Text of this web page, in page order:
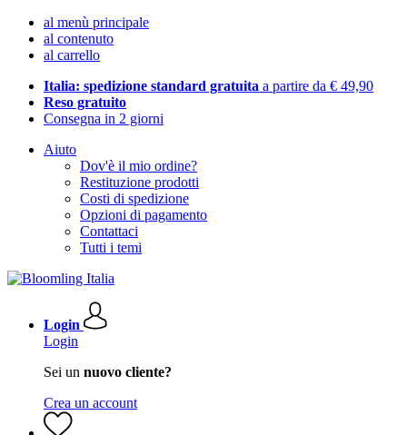
al menù principale
al contenuto
al carrello
Italia: spedizione standard gratuita a partire da € 49,90
Reso gratuito
Consegna in 2 giorni
Aiuto
Dov'è il mio ordine?
Restituzione prodotti
Costi di spedizione
Opzioni di pagamento
Contattaci
Tutti i temi
Login
Login
Sei un nuovo cliente?
Crea un account